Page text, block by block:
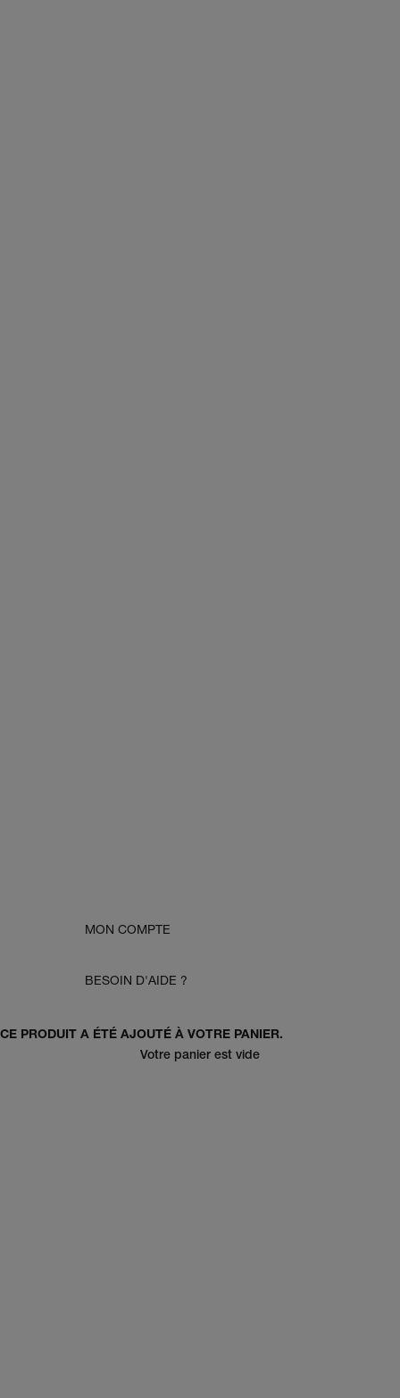
MON COMPTE
BESOIN D'AIDE ?
CE PRODUIT A ÉTÉ AJOUTÉ À VOTRE PANIER.
Votre panier est vide